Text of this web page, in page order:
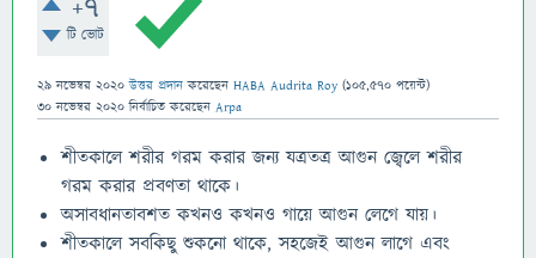
+7
টি ভোট
29 নভেম্বর 2020 উত্তর প্রদান করেছেন HABA Audrita Roy (105,570 পয়েন্ট)
30 নভেম্বর 2020 নির্বাচিত করেছেন Arpa
শীতকালে শরীর গরম করার জন্য যত্রতত্র আগুন জ্বেলে শরীর
গরম করার প্রবণতা থাকে।
অসাবধানতাবশত কখনও কখনও গায়ে আগুন লেগে যায়।
শীতকালে সবকিছু শুকনো থাকে, সহজেই আগুন লাগে এবং